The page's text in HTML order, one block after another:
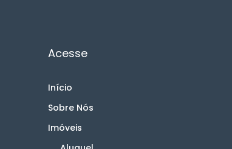
Acesse
Início
Sobre Nós
Imóveis